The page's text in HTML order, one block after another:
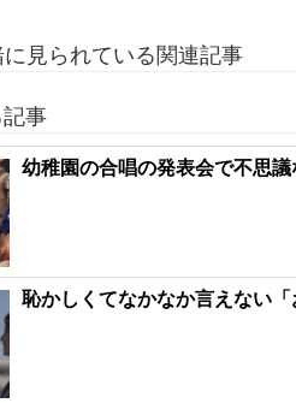
見られている関連記事
事
幼稚園の合唱の発表会で不思
恥かしくてなかなか言えない